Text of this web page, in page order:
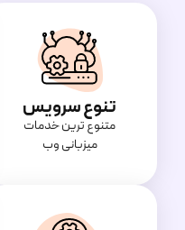
تنوع سرویس
متنوع ترین خدمات
میزبانی وب